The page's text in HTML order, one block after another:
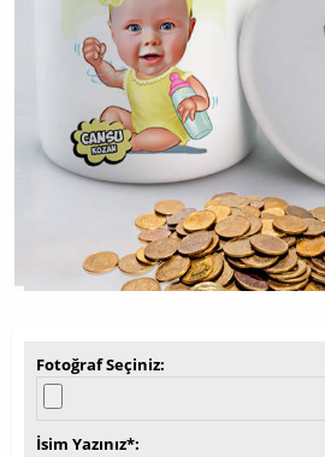
Fotoğraf Seçiniz
İsim Yazınız*